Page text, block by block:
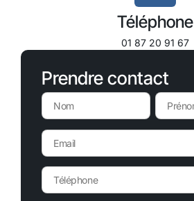
Téléphone
01 87 20 91 67
Prendre contact